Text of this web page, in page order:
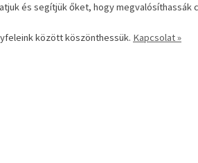
és segítjük őket, hogy megvalósíthassák
között köszönthessük. Kapcsolat »